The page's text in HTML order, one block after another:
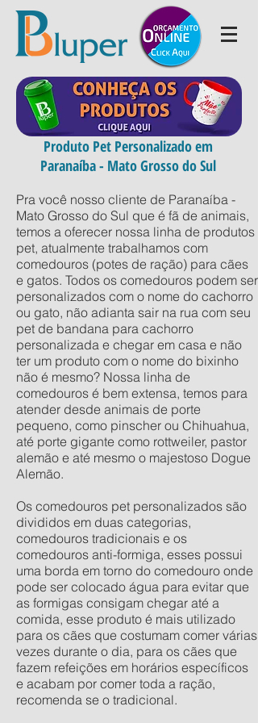
Produto Pet Personalizado em
Paranaíba - Mato Grosso do Sul
Pra você nosso cliente de Paranaíba -
Mato Grosso do Sul que é fã de animais,
temos a oferecer nossa linha de produtos
pet, atualmente trabalhamos com
comedouros (potes de ração) para cães
e gatos. Todos os comedouros podem ser
personalizados com o nome do cachorro
ou gato, não adianta sair na rua com seu
pet de bandana para cachorro
personalizada e chegar em casa e não
ter um produto com o nome do bixinho
não é mesmo? Nossa linha de
comedouros é bem extensa, temos para
atender desde animais de porte
pequeno, como pinscher ou Chihuahua,
até porte gigante como rottweiler, pastor
alemão e até mesmo o majestoso Dogue
Alemão.
Os comedouros pet personalizados são
divididos em duas categorias,
comedouros tradicionais e os
comedouros anti-formiga, esses possui
uma borda em torno do comedouro onde
pode ser colocado água para evitar que
as formigas consigam chegar até a
comida, esse produto é mais utilizado
para os cães que costumam comer várias
vezes durante o dia, para os cães que
fazem refeições em horários específicos
e acabam por comer toda a ração,
recomenda se o tradicional.